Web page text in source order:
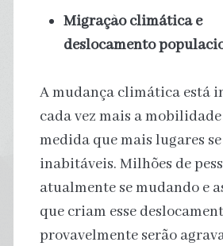
Migração climática e
deslocamento
A mudança climática está
cada vez mais a
medida que mais lugares
inabitáveis. Milhões de
atualmente se mudando e
que criam esse
provavelmente serão